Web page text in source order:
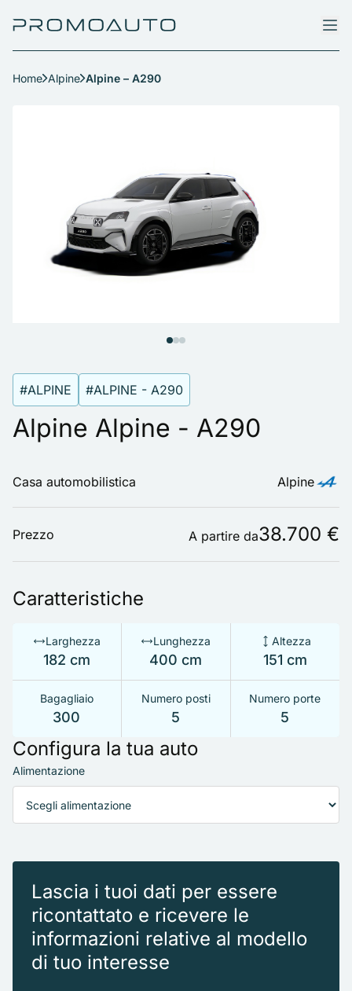
Home Alpine Alpine – A290
#ALPINE #ALPINE - A290
Alpine Alpine - A290
Casa automobilistica Alpine
Prezzo A partire da38.700 €
Caratteristiche
Larghezza
182 cm
Lunghezza
400 cm
Altezza
151 cm
Bagagliaio
300
Numero posti
5
Numero porte
5
Configura la tua auto
Alimentazione
Lascia i tuoi dati per essere
ricontattato e ricevere le
informazioni relative al modello
di tuo interesse